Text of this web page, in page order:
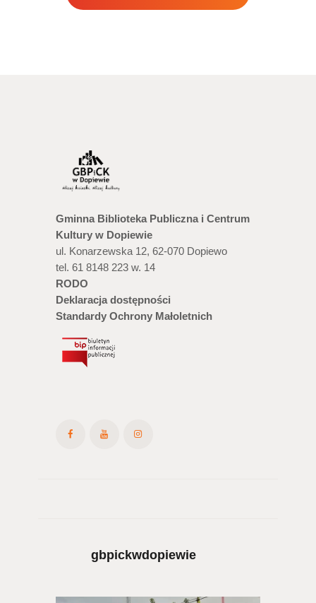
Gminna Biblioteka Publiczna i Centrum
Kultury w Dopiewie
ul. Konarzewska 12, 62-070 Dopiewo
tel. 61 8148 223 w. 14
RODO
Deklaracja dostępności
Standardy Ochrony Małoletnich
gbpickwdopiewie